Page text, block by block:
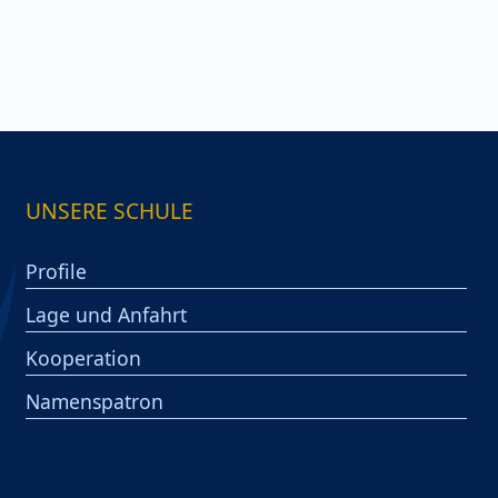
UNSERE SCHULE
Profile
Lage und Anfahrt
Kooperation
Namenspatron